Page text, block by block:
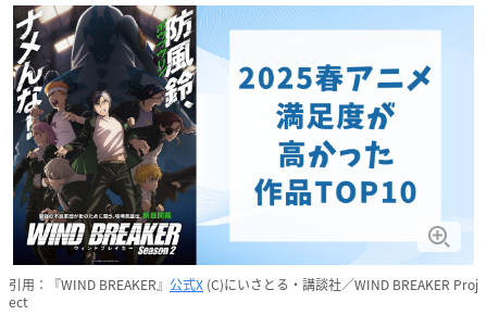
引用：『WIND BREAKER』 公式X (C)にいさとる・講談社／WIND BREAKER Proj
ect